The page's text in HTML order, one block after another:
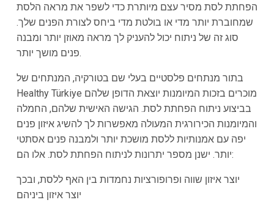
הפחתת לסת מסיר עצם מיותרת כדי לשפר את מראה הלסת
שמחוברת יותר מדי או בולטת מדי ביחס לצורת הפנים שלך.
סוג זה של ניתוח יכול להעניק לך מראה מאוזן יותר ומבנה
פנים מושך יותר.
בתור מנתחים פלסטיים בעלי שם בטורקיה, המנתחים של
Healthy Türkiye מוכרים בזכות המיומנות יוצאת הדופן שלהם
בביצוע ניתוח הפחתת לסת. הגישה האישית שלהם, החמלה
והמיומנות הכירורגית המעולה מאפשרות לך להשיג איזון פנים
יפה עם אמנותיות ללסת מושכת יותר ולמבנה פנים אסתטי
יותר. ישנן מספר יתרונות לניתוח הפחתת לסת. אלו הם:
יוצר איזון שווה ופרופורציות נחמדות בין האף ללסת, ובכך
יוצר איזון ביניהם